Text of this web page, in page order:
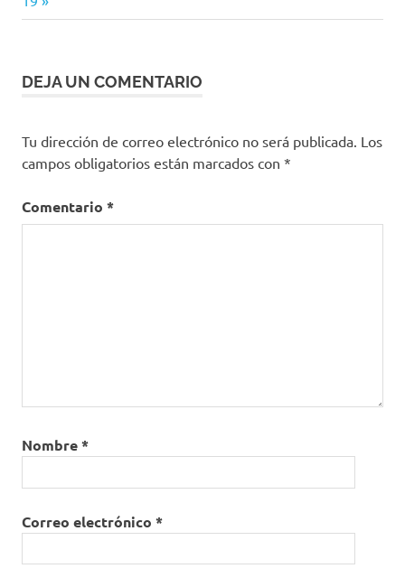
Excesos
DEJA UN COMENTARIO
Tu dirección de correo electrónico no será publicada. Los
campos obligatorios están marcados con *
Comentario *
Nombre*
Correo electrónico *